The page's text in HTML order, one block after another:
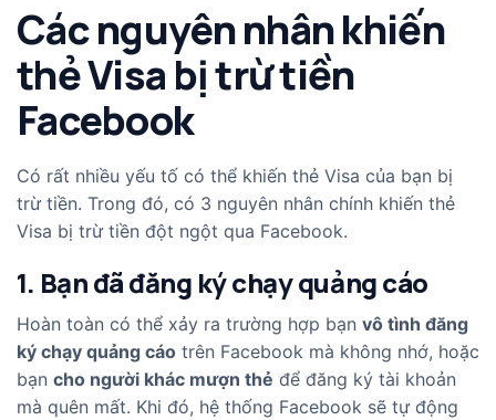
Các nguyên nhân khiến
thẻ Visa bị trừ tiền
Facebook
Có rất nhiều yếu tố có thể khiến thẻ Visa của bạn bị
trừ tiền. Trong đó, có 3 nguyên nhân chính khiến thẻ
Visa bị trừ tiền đột ngột qua Facebook.
1. Bạn đã đăng ký chạy quảng cáo
Hoàn toàn có thể xảy ra trường hợp bạn vô tình đăng
ký chạy quảng cáo trên Facebook mà không nhớ, hoặc
bạn cho người khác mượn thẻ để đăng ký tài khoản
mà quên mất. Khi đó, hệ thống Facebook sẽ tự động